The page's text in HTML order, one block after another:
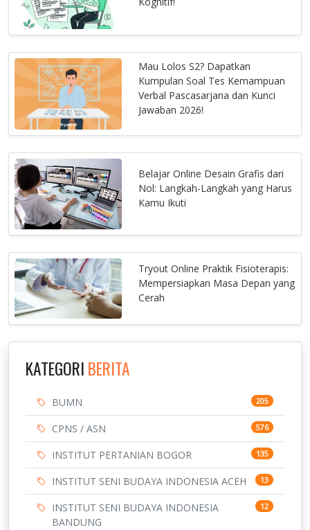
Mau Lolos S2? Dapatkan
Kumpulan Soal Tes Kemampuan
Verbal Pascasarjana dan Kunci
Jawaban 2026!
Belajar Online Desain Grafis dari
Nol: Langkah-Langkah yang Harus
Kamu Ikuti
Tryout Online Praktik Fisioterapis:
Mempersiapkan Masa Depan yang
Cerah
KATEGORI BERITA
BUMN 205
CPNS / ASN 576
INSTITUT PERTANIAN BOGOR 135
INSTITUT SENI BUDAYA INDONESIA ACEH 13
INSTITUT SENI BUDAYA INDONESIA
BANDUNG
12